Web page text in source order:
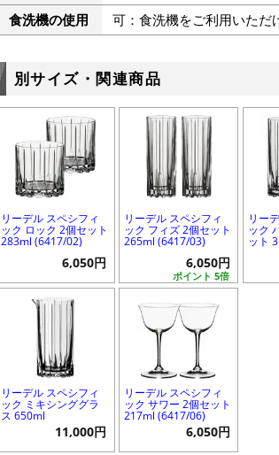
食洗機の使用
可：食洗機をご利用いただ
別サイズ・関連商品
リーデル スペシフィ
ック ロック 2個セット
283ml (6417/02)
6,050円
リーデル スペシフィ
ック フィズ 2個セット
265ml (6417/03)
ポイント 5倍
6,050円
リー
ック
ット
リーデル スペシフィ
ック ミキシンググラ
ス 650ml
11,000円
リーデル スペシフィ
ック サワー 2個セット
217ml (6417/06)
6,050円